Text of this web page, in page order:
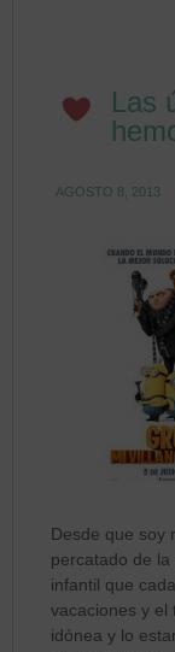
Las
AGOSTO 8, 2013
Desde que soy
percatado de
infantil que
vacaciones y el
idónea y lo